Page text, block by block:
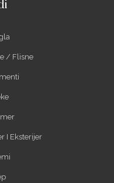
/ Flisne
I Eksterijer